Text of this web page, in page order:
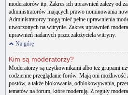
moderatorów itp. Zakres ich uprawnień zależy od
administratorów mających prawo nominowania
Administratorzy mogą mieć pełne uprawnienia
utworzonych na witrynie. Zakres uprawnień
uprawnień nadanych przez założyciela witryny.
Na górę
Kim są moderatorzy?
Moderatorzy są użytkownikami albo też grupami
codzienne przeglądanie forów. Mają oni możliwość
postów, a także blokowania, odblokowywania,
tematów na forum, które moderują. Z reguły